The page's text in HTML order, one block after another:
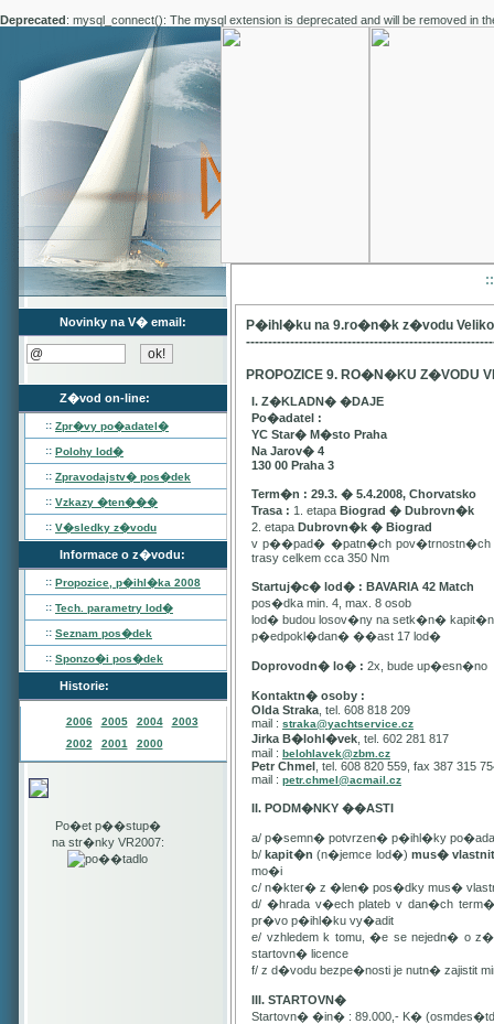
Deprecated: mysql_connect(): The mysql extension is deprecated and will be removed in
Novinky na V� email:
Z�vod on-line:
:: Zpr�vy po�adatel�
:: Polohy lod�
:: Zpravodajstv� pos�dek
:: Vzkazy �ten���
:: V�sledky z�vodu
Informace o z�vodu:
:: Propozice, p�ihl�ka 2008
:: Tech. parametry lod�
:: Seznam pos�dek
:: Sponzo�i pos�dek
Historie:
2006 2005 2004
2003
2002
2001 2000
Po�et p��stup�
na str�nky VR2007:
P�ihl�ku na 9.ro�n�k z�vodu
PROPOZICE 9. RO�N�KU Z�VODU
I. Z�KLADN� �DAJE
Po�adatel :
YC Star� M�sto Praha
Na Jarov� 4
130 00 Praha 3
Term�n : 29.3. � 5.4.2008, Chorvatsko
Trasa : 1. etapa Biograd � Dubrovn�k
2. etapa Dubrovn�k � Biograd
v p��pad� �patn�ch pov�trnostn�ch
trasy celkem cca 350 Nm
Startuj�c� lod� : BAVARIA 42 Match
pos�dka min. 4, max. 8 osob
lod� budou losov�ny na setk�n�
p�edpokl�dan� ��ast 17 lod�
Doprovodn� lo� : 2x, bude up�esn�no
Kontaktn� osoby :
Olda Straka , tel. 608 818 209
mail : straka@yachtservice.cz
Jirka B�lohl�vek , tel. 602 281 817
mail : belohlavek@zbm.cz
Petr Chmel , tel. 608 820 559, fax 387 315
mail : petr.chmel@acmail.cz
II. PODM�NKY ��ASTI
a/ p�semn� potvrzen� p�ihl�ky
b/kapit�n(n�jemce lod�) mus�
mo�i
c/ n�kter� z �len� pos�dky mus�
d/ �hrada v�ech plateb v dan�ch
pr�vo p�ihl�ku vy�adit
e/ vzhledem k tomu, �e se nejedn� o
startovn� licence
f/ z d�vodu bezpe�nosti je nutn� zajistit
III. STARTOVN�
Startovn� �in� : 89.000,- K�